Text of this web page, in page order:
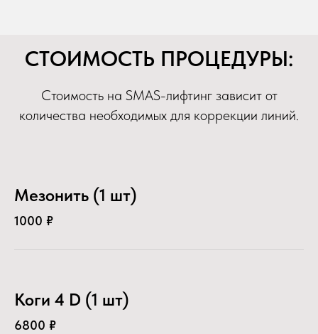
СТОИМОСТЬ ПРОЦЕДУРЫ:
Стоимость на SMAS-лифтинг зависит от
количества необходимых для коррекции линий.
Мезонить (1 шт)
1000 ₽
Коги 4 D (1 шт)
6800 ₽